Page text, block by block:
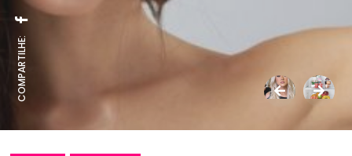
COMPARTILHE: